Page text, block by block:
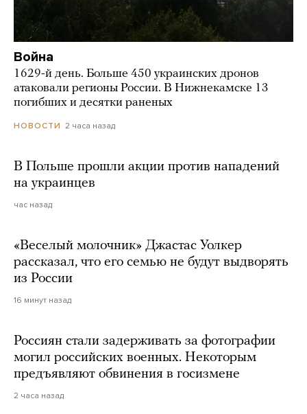
Война
1629-й день. Больше 450 украинских дронов
атаковали регионы России. В Нижнекамске 13
погибших и десятки раненых
НОВОСТИ 2 часа назад
В Польше прошли акции против нападений
на украинцев
час назад
«Веселый молочник» Джастас Уолкер
рассказал, что его семью не будут выдворять
из России
16 минут назад
Россиян стали задерживать за фотографии
могил российских военных. Некоторым
предъявляют обвинения в госизмене
2 часа назад